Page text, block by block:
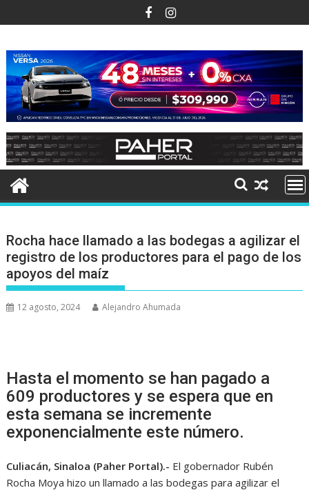
al
Rocha hace llamado a las bodegas a agilizar el
registro de los productores para el pago de los
apoyos del maíz
12 agosto, 2024 Alejandro Ahumada
Hasta el momento se han pagado a
609 productores y se espera que en
esta semana se incremente
exponencialmente este número.
Culiacán, Sinaloa (Paher Portal).- El gobernador Rubén
Rocha Moya hizo un llamado a las bodegas para agilizar el